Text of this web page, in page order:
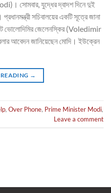
সোমবার, যুদ্ধের দ্বাদশ দিনে দুই
সচিবালয়ের একটি সূত্রে জানা
ভোলোদিমির জেলেনস্কির (Voledimir
আবেদন জানিয়েছেন মোদি। ইউক্রেন
→
, Over Phone, Prime Minister Modi,
Leave a comment